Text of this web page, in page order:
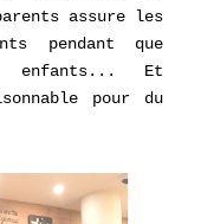
assure les
pendant que
enfants... Et
pour du